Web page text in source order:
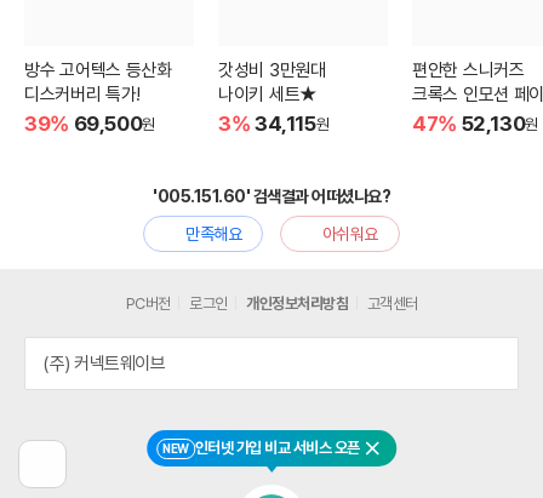
방수 고어텍스 등산화
디스커버리 특가!
39% 69,500원
갓성비 3만원대
나이키 세트★
3% 34,115원
편안한 스니커즈
크록스 인모션 페
47% 52,130원
'005.151.60' 검색결과 어떠셨나요?
만족해요
아쉬워요
전
NEW 인터넷 가입 비교 서비스 오픈 닫기
PC버전 로그인 개인정보처리방침 고객센터
(주) 커넥트웨이브